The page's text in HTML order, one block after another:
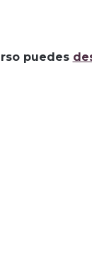
puedes